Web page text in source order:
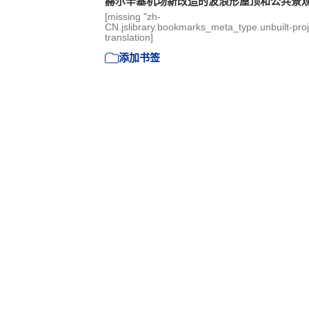
[missing "zh-
CN.jslibrary.bookmarks_meta_type.unbuilt-
translation]
添加书签